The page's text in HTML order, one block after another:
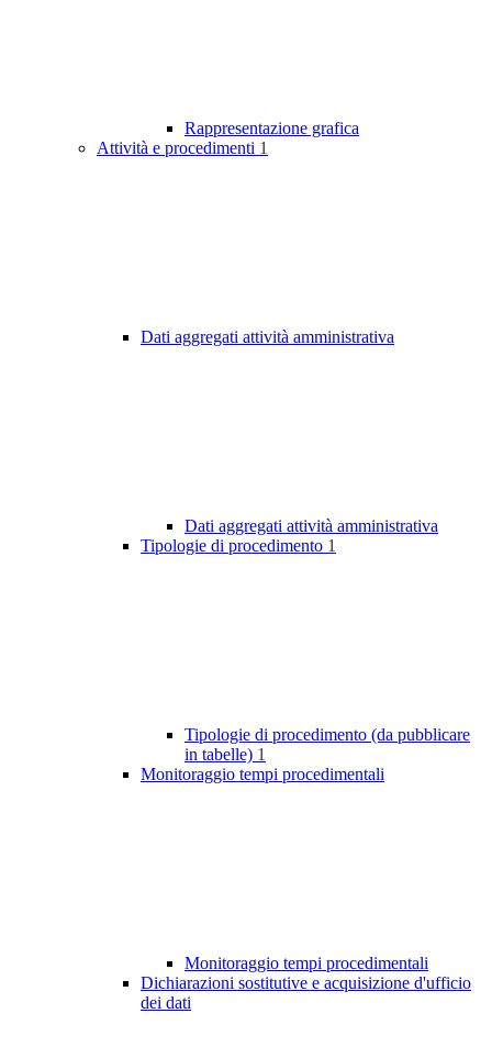
Rappresentazione grafica
Attività e procedimenti 1
Dati aggregati attività amministrativa
Dati aggregati attività amministrativa
Tipologie di procedimento 1
Tipologie di procedimento (da pubblicare
in tabelle) 1
Monitoraggio tempi procedimentali
Monitoraggio tempi procedimentali
Dichiarazioni sostitutive e acquisizione d'ufficio
dei dati